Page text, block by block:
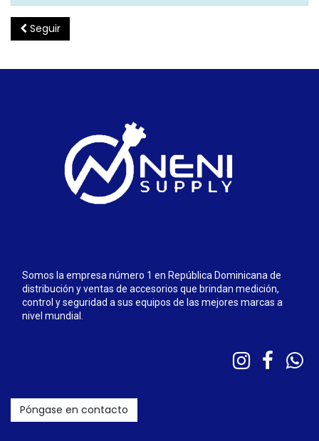
Seguir
Somos la empresa número 1 en República Dominicana de
distribución y ventas de accesorios que brindan medición,
control y seguridad a sus equipos de las mejores marcas a
nivel mundial.
Póngase en contacto